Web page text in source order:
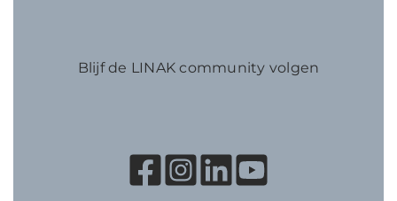
Blijf de LINAK community volgen